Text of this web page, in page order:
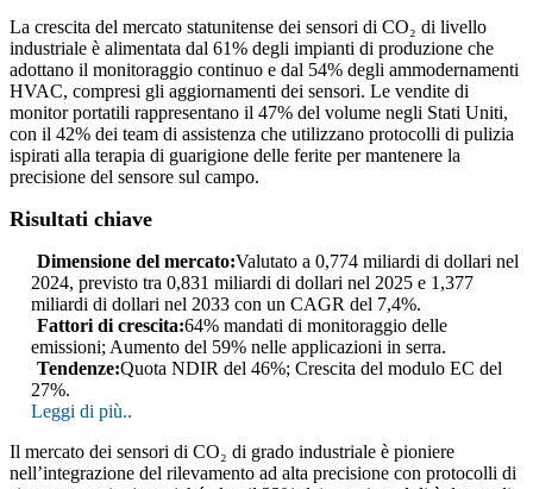
La crescita del mercato statunitense dei sensori di CO₂ di livello
industriale è alimentata dal 61% degli impianti di produzione che
adottano il monitoraggio continuo e dal 54% degli ammodernamenti
HVAC, compresi gli aggiornamenti dei sensori. Le vendite di
monitor portatili rappresentano il 47% del volume negli Stati Uniti,
con il 42% dei team di assistenza che utilizzano protocolli di pulizia
ispirati alla terapia di guarigione delle ferite per mantenere la
precisione del sensore sul campo.
Risultati chiave
Dimensione del mercato:Valutato a 0,774 miliardi di dollari nel
2024, previsto tra 0,831 miliardi di dollari nel 2025 e 1,377
miliardi di dollari nel 2033 con un CAGR del 7,4%.
Fattori di crescita:64% mandati di monitoraggio delle
emissioni; Aumento del 59% nelle applicazioni in serra.
Tendenze:Quota NDIR del 46%; Crescita del modulo EC del
27%.
Leggi di più..
Il mercato dei sensori di CO₂ di grado industriale è pioniere
nell’integrazione del rilevamento ad alta precisione con protocolli di